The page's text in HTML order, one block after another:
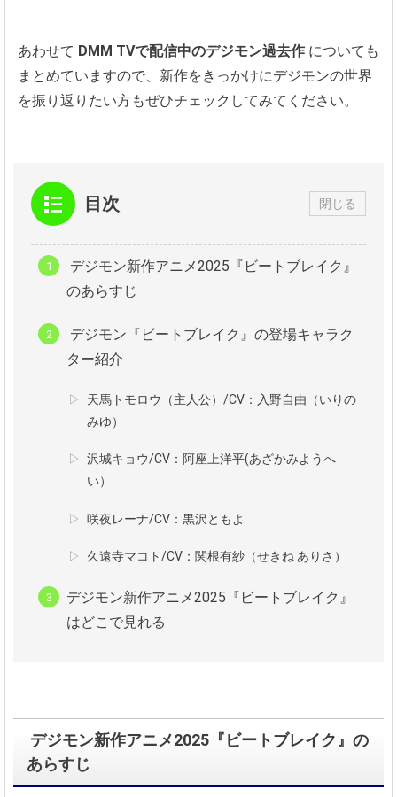
あわせて DMM TVで配信中のデジモン過去作 についても
まとめていますので、新作をきっかけにデジモンの世界
を振り返りたい方もぜひチェックしてみてください。
目次 閉じる
デジモン新作アニメ2025『ビートブレイク』
のあらすじ
デジモン『ビートブレイク』の登場キャラク
ター紹介
天馬トモロウ（主人公）/CV：入野自由（いりの
みゆ）
沢城キョウ/CV：阿座上洋平(あざかみようへ
い）
咲夜レーナ/CV：黒沢ともよ
久遠寺マコト/CV：関根有紗（せきね ありさ）
デジモン新作アニメ2025『ビートブレイク』
はどこで見れる
デジモン新作アニメ2025『ビートブレイク』の
あらすじ